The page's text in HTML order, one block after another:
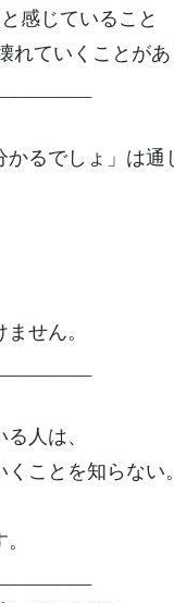
感じていること
ていくことがあ
るでしょ」は通
せん。
人は、
ことを知らない。